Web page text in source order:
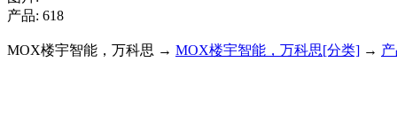
产品: 618
MOX楼宇智能，万科思 → MOX楼宇智能，万科思[分类] →